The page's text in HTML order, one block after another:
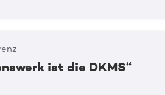
ist die DKMS“